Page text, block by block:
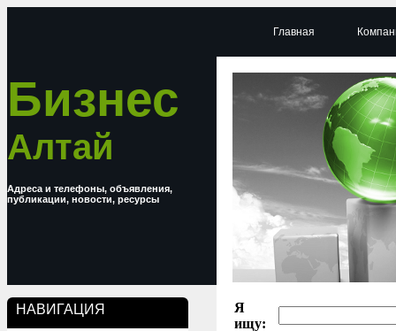
Бизнес
Алтай
Адреса и телефоны, объявления,
публикации, новости, ресурсы
НАВИГАЦИЯ
Главная
Я
ищу: